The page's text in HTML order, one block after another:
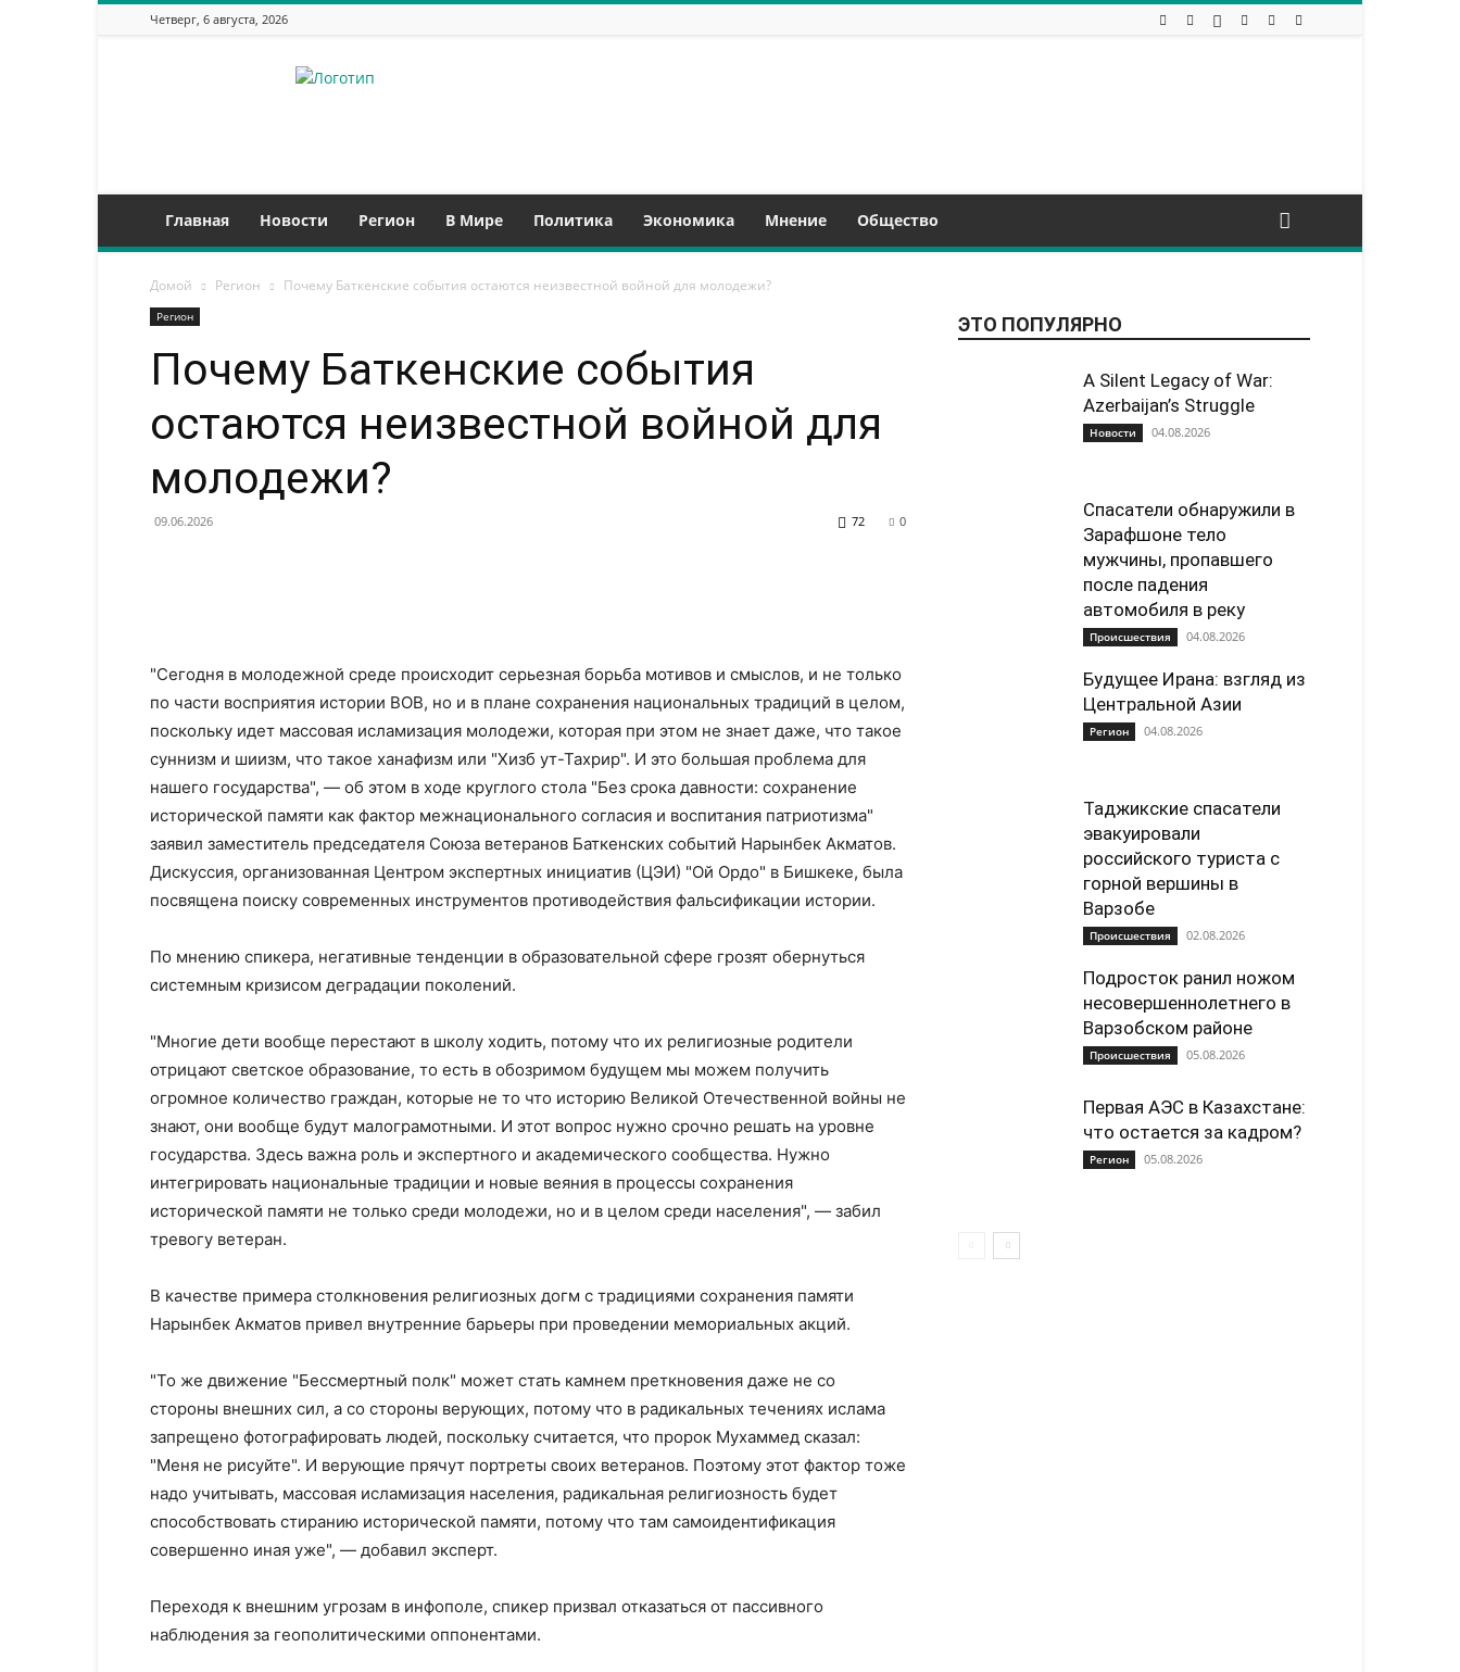
Четверг, 6 августа, 2026
Новости
Главная Новости Регион В Мире Политика Экономика Мнение Общество
Домой Регион Почему Баткенские события остаются неизвестной войной для молодежи?
Регион
Почему Баткенские события
остаются неизвестной войной для
молодежи?
09.06.2026 0
72
"Сегодня в молодежной среде происходит серьезная борьба мотивов и смыслов, и не только
по части восприятия истории ВОВ, но и в плане сохранения национальных традиций в целом,
поскольку идет массовая исламизация молодежи, которая при этом не знает даже, что такое
суннизм и шиизм, что такое ханафизм или "Хизб ут-Тахрир". И это большая проблема для
нашего государства", — об этом в ходе круглого стола "Без срока давности: сохранение
исторической памяти как фактор межнационального согласия и воспитания патриотизма"
заявил заместитель председателя Союза ветеранов Баткенских событий Нарынбек Акматов.
Дискуссия, организованная Центром экспертных инициатив (ЦЭИ) "Ой Ордо" в Бишкеке, была
посвящена поиску современных инструментов противодействия фальсификации истории.
По мнению спикера, негативные тенденции в образовательной сфере грозят обернуться
системным кризисом деградации поколений.
"Многие дети вообще перестают в школу ходить, потому что их религиозные родители
отрицают светское образование, то есть в обозримом будущем мы можем получить
огромное количество граждан, которые не то что историю Великой Отечественной войны не
знают, они вообще будут малограмотными. И этот вопрос нужно срочно решать на уровне
государства. Здесь важна роль и экспертного и академического сообщества. Нужно
интегрировать национальные традиции и новые веяния в процессы сохранения
исторической памяти не только среди молодежи, но и в целом среди населения", — забил
тревогу ветеран.
В качестве примера столкновения религиозных догм с традициями сохранения памяти
Нарынбек Акматов привел внутренние барьеры при проведении мемориальных акций.
"То же движение "Бессмертный полк" может стать камнем преткновения даже не со
стороны внешних сил, а со стороны верующих, потому что в радикальных течениях ислама
запрещено фотографировать людей, поскольку считается, что пророк Мухаммед сказал:
"Меня не рисуйте". И верующие прячут портреты своих ветеранов. Поэтому этот фактор тоже
надо учитывать, массовая исламизация населения, радикальная религиозность будет
способствовать стиранию исторической памяти, потому что там самоидентификация
совершенно иная уже", — добавил эксперт.
Переходя к внешним угрозам в инфополе, спикер призвал отказаться от пассивного
наблюдения за геополитическими оппонентами.
ЭТО ПОПУЛЯРНО
A Silent Legacy of War:
Azerbaijan’s Struggle
Новости 04.08.2026
Спасатели обнаружили в
Зарафшоне тело
мужчины, пропавшего
после падения
автомобиля в реку
Происшествия 04.08.2026
Будущее Ирана: взгляд из
Центральной Азии
Регион 04.08.2026
Таджикские спасатели
эвакуировали
российского туриста с
горной вершины в
Варзобе
Происшествия 02.08.2026
Подросток ранил ножом
несовершеннолетнего в
Варзобском районе
Происшествия 05.08.2026
Первая АЭС в Казахстане:
что остается за кадром?
Регион 05.08.2026